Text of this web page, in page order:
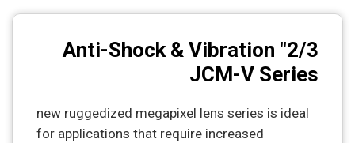
PTZ Confrence Camera
Professional Video Equipment
2/3" Anti-Shock & Vibration
JCM-V Series
new ruggedized megapixel lens series is ideal
for applications that require increased